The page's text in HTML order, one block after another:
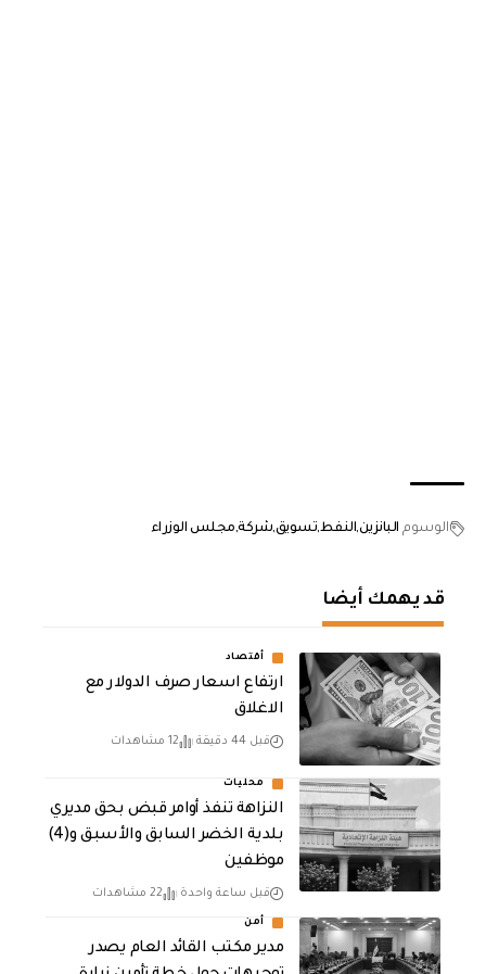
الوسوم البانزينالنفطتسويقشركة مجلس الوزراء
قد يهمك أيضا
أقتصاد
ارتفاع اسعار صرف الدولار مع
الاغلاق
قبل 44 دقيقة 12 مشاهدات
محليات
النزاهة تنفذ أوامر قبض بحق مديري
بلدية الخضر السابق والأسبق و(4)
موظفين
قبل ساعة واحدة 22 مشاهدات
أمن
مدير مكتب القائد العام يصدر